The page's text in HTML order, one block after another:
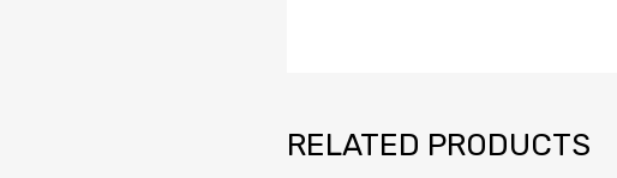
RELATED PRODUCTS